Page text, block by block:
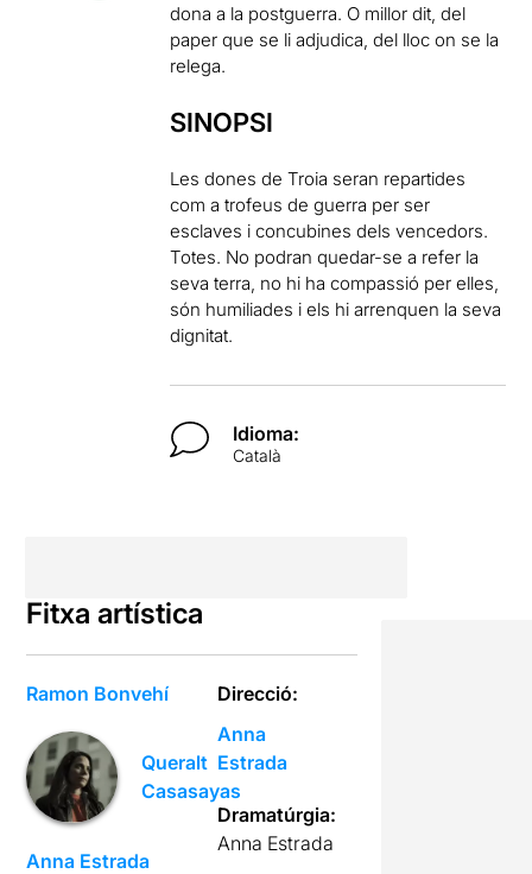
dona a la postguerra. O millor dit, del
paper que se li adjudica, del lloc on se la
relega.
SINOPSI
Les dones de Troia seran repartides
com a trofeus de guerra per ser
esclaves i concubines dels vencedors.
Totes. No podran quedar-se a refer la
seva terra, no hi ha compassió per elles,
són humiliades i els hi arrenquen la seva
dignitat.
Idioma:
Català
Fitxa artística
Ramon Bonvehí
Queralt
Casasayas
Anna Estrada
Direcció:
Anna
Estrada
Dramatúrgia:
Anna Estrada